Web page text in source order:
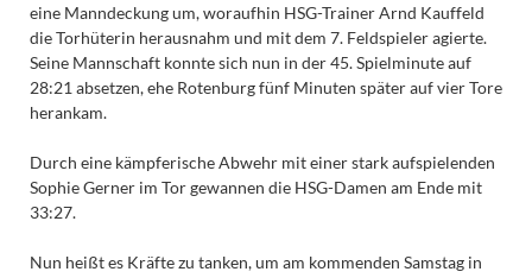
eine Manndeckung um, woraufhin HSG-Trainer Arnd Kauffeld
die Torhüterin herausnahm und mit dem 7. Feldspieler agierte.
Seine Mannschaft konnte sich nun in der 45. Spielminute auf
28:21 absetzen, ehe Rotenburg fünf Minuten später auf vier Tore
herankam.
Durch eine kämpferische Abwehr mit einer stark aufspielenden
Sophie Gerner im Tor gewannen die HSG-Damen am Ende mit
33:27.
Nun heißt es Kräfte zu tanken, um am kommenden Samstag in